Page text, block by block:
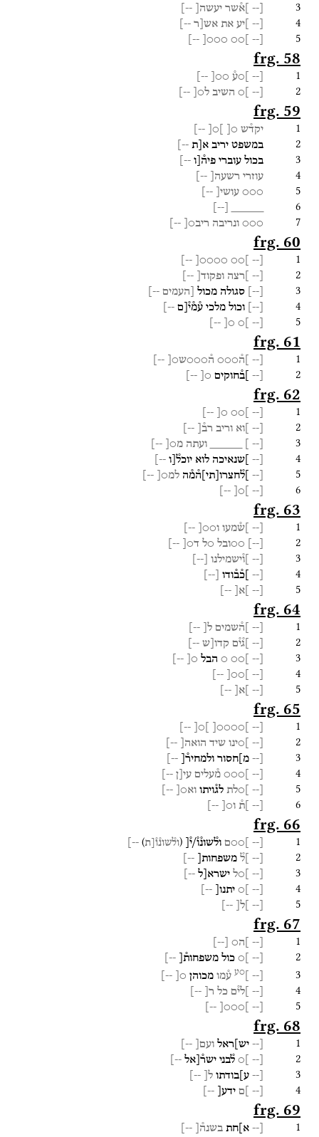
3
[-- ]א֯שר יעשה[ --]
4
[-- ]יע את אש[ר --]
5
[--
]○○
○○○[
--]
frg. 58
1
[-- ]○ע֯ ○○[
--]
2
[--
]○ השיב ל○[ --]
frg. 59
1 יקד֯ש ○
○[
--]
2 במשפט יריב א[ת --]
3 בכול עוברי פיה֯[ו --]
4 עוזרי רשעה[ --]
5
○○○ עושי[ --]
6
--
7
○○○ ונריבה ריב○[ --]
frg. 60
1
[--
]○○
○○○○[
--]
2
[-- ]רצה ופקוד[ --]
3
-- סגולה מכול [העמים --]
4
-- וכול מלכי ע֯מ֯י֯[ם --]
5
[--
]○
○[
--]
frg. 61
1
[-- ]ה֯○○○ ה֯○○○ש○[ --]
2
[-- ]ב֯חוקים ○[
--]
frg. 62
1
[--
]○○
○[
--]
2
[-- ]וא וריב רב֯[ --]
3
-- ועתה מ○[ --]
4
[-- ]שנאיכה לוא יוכל֯[ו --]
5
[-- ]ל֯חצרו תי ה֯מ֯ה למ○[ --]
6
[--
]○[
--]
frg. 63
1
[-- ]ש֯מעו ו○○[ --]
2
-- ○○ובל ○ל ד○[ --]
3
[-- ]ו֯ישמילנו --
4
[-- ]כ֯ב֯ודו --
5
[-- ]א[ --]
frg. 64
1
[-- ]ה֯שמים ל[ --]
2
[-- ]ג֯י֯ם קדו[ש --]
3
[--
]○○
○ הבל ○[
--]
4
[--
]○○[
--]
5
[-- ]א[ --]
frg. 65
1
[--
]○○○○[
]○[
--]
2
[-- ]○ינו שיד הואה[ --]
3
[-- מ]חסור ולמחיר֯[ --]
4
[--
]○○○ מ֯עלים עי[ן --]
5
[-- ]○לת לג֯ויתו וא○[ --]
6
[-- ]ת֯ ו○[ --]
frg. 66
1
[-- ]○○ם ול֯שונ֯ו֯/י֯[ (ול֯שונ֯ו֯[ת)
--]
2
[-- ]ל֯ משפחות[ --]
3
[-- ]○ל ישרא[ל --]
4
[--
]○ יתנו[ --]
5
[-- ]ל[ --]
frg. 67
1
[-- ]ה○ --
2
[--
]○ כול משפחות֯[ --]
3
[-- ○ע ע֯מו מכוהן ○[
--]
4
[-- ]לי֯ם כל ר[ --]
5
[--
]○○○[
--]
frg. 68
1
[-- יש]ראל ועם[ --]
2
[--
]○ ל֯בני ישר֯[אל --]
3
[-- ע]בודתו ל[ --]
4
[-- ]ם ידע[ --]
frg. 69
1
[-- א]חת בשנה֯[ --]